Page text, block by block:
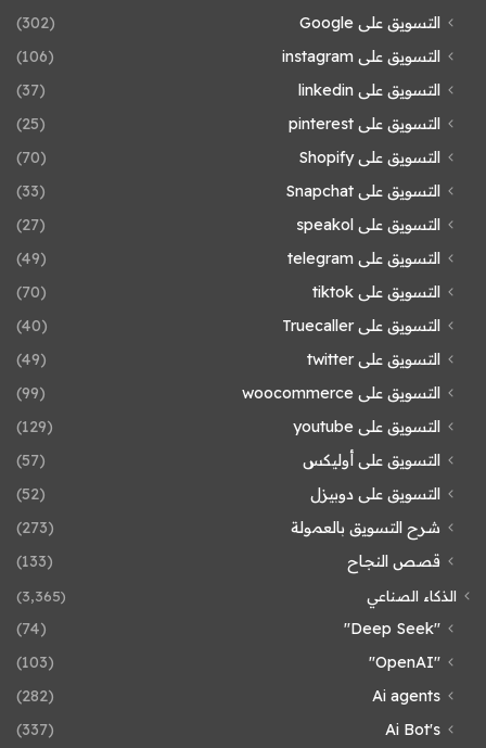
التسويق على Google
(302)
التسويق على instagram
(106)
التسويق على linkedin
(37)
التسويق على pinterest
(25)
التسويق على Shopify
(70)
التسويق على Snapchat
(33)
التسويق على speakol
(27)
التسويق على telegram
(49)
التسويق على tiktok
(70)
التسويق على Truecaller
(40)
التسويق على twitter
(49)
التسويق على woocommerce
(99)
التسويق على youtube
(129)
التسويق على أوليكس
(57)
التسويق على دوبيزل
(52)
شرح التسويق بالعمولة
(273)
قصص النجاح
(133)
الذكاء الصناعي (3٬365)
"Deep Seek"
(74)
"OpenAI"
(103)
Ai agents
(282)
Ai Bot's
(337)